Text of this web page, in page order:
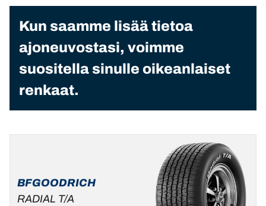
Kun saamme lisää tietoa
ajoneuvostasi, voimme
suositella sinulle oikeanlaiset
renkaat.
BFGOODRICH
RADIAL T/A